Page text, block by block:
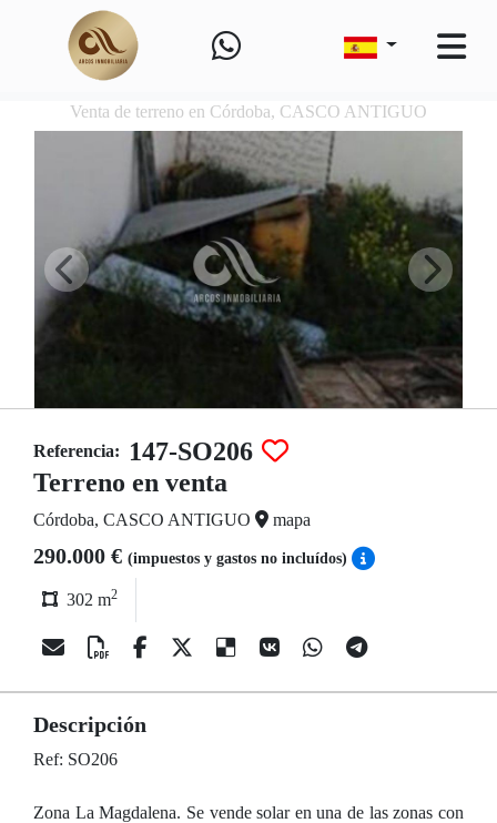
Venta de terreno en Córdoba, CASCO ANTIGUO
Referencia:
147-SO206
Terreno en venta
Córdoba, CASCO ANTIGUO mapa
290.000 € (impuestos y gastos no incluídos)
302 m2
Descripción
Ref: SO206
Zona La Magdalena. Se vende solar en una de las zonas con